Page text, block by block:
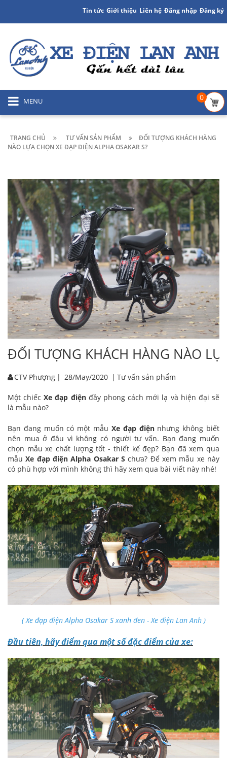
Tin tức Giới thiệu Liên hệ Đăng nhập Đăng ký
MENU 0
TRANG CHỦ TƯ VẤN SẢN PHẨM
ĐỐI TƯỢNG KHÁCH HÀNG
NÀO LỰA CHỌN XE ĐẠP ĐIỆN ALPHA OSAKAR S?
ĐỐI TƯỢNG KHÁCH HÀNG NÀO
CTV Phượng | 28/May/2020 | Tư vấn sản phẩm
Một chiếcXe đạp điệnđầy phong cách mới lạ và hiện đại sẽ
là mẫu nào?
Bạn đang muốn có một mẫu Xe đạp điệnnhưng không biết
nên mua ở đâu vì không có người tư vấn. Bạn đang muốn
chọn mẫu xe chất lượng tốt - thiết kế đẹp? Bạn đã xem qua
mẫuXe đạp điện Alpha Osakar S chưa? Để xem mẫu xe này
có phù hợp với mình không thì hãy xem qua bài viết này nhé!
( Xe đạp điện Alpha Osakar S xanh đen - Xe điện Lan Anh )
Đầu tiên, hãy điểm qua một số đặc điểm của xe: